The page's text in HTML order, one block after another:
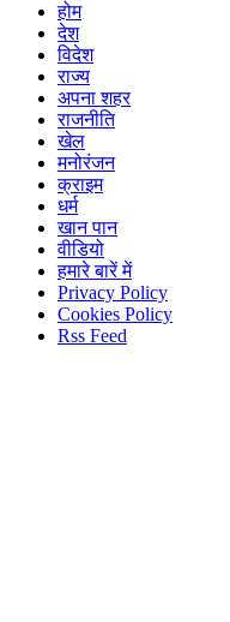
होम
देश
विदेश
राज्य
अपना शहर
राजनीति
खेल
मनोरंजन
क्राइम
धर्म
खान पान
वीडियो
हमारे बारें में
Privacy Policy
Cookies Policy
Rss Feed